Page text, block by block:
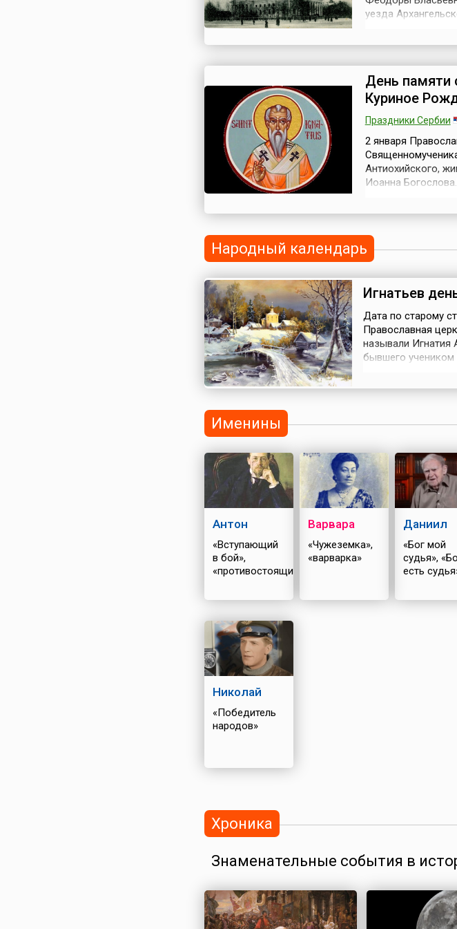
уезда
глубокой
День памяти
Куриное
Праздники Сербии
2 января
Антиохийского,
Иоанна
"куриным
Народный календарь
Игнатьев
Дата по старому
Православная
называли Игнатия
бывшего
Именины
Антон
«Вступающий
в бой»,
«противостоящий»
Варвара
«Чужеземка»,
«варварка»
Даниил
«Бог мой
судья»,
есть
Николай
«Победитель
народов»
Хроника
Знаменательные события в